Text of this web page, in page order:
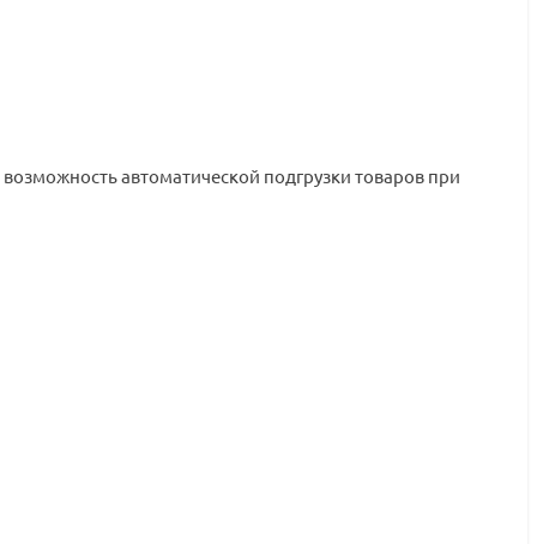
автоматической подгрузки товаров при